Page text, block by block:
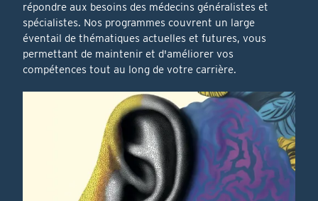
répondre aux besoins des médecins généralistes et
spécialistes. Nos programmes couvrent un large
éventail de thématiques actuelles et futures, vous
permettant de maintenir et d'améliorer vos
compétences tout au long de votre carrière.